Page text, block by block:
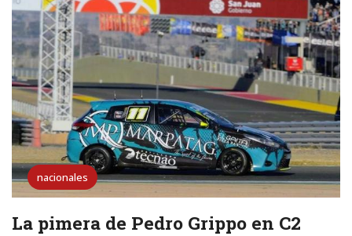
nacionales
La pimera de Pedro Grippo en C2